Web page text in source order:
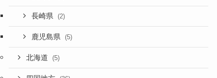
長崎県 (2)
鹿児島県 (5)
北海道 (5)